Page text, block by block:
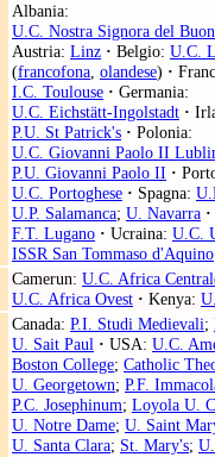
Albania:
U.C. Nostra Signora del
Austria: Linz · Belgio: U.C.
(francofona olandese) ·
I.C. Toulouse · Germania:
U.C. Eichstätt-Ingolstadt ·
P.U. St Patrick's · Polonia:
U.C. Giovanni Paolo II
P.U. Giovanni Paolo II ·
U.C. Portoghese · Spagna:
U.P. Salamanca; U. Navarra ·
F.T. Lugano · Ucraina: U.C.
ISSR San Tommaso d'Aquino
Camerun: U.C. Africa
U.C. Africa Ovest · Kenya:
Canada: P.I. Studi Medievali;
U. Sait Paul · USA: U.C.
Boston College; Catholic
U. Georgetown; P.F.
P.C. Josephinum; Loyola U.
U. Notre Dame; U. Saint
U. Santa Clara; St. Mary's;